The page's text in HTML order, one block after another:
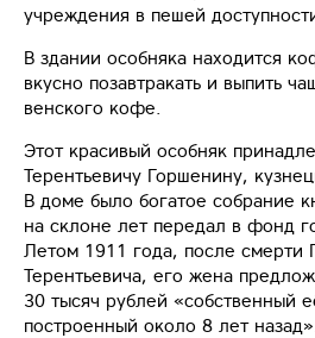
учреждения в пешей
В здании особняка находится
вкусно позавтракать и выпить
венского кофе.
Этот красивый особняк
Терентьевичу Горшенину,
В доме было богатое собрание
на склоне лет передал в фонд
Летом 1911 года, после смерти
Терентьевича, его жена
30 тысяч рублей «собственный
построенный около 8 лет